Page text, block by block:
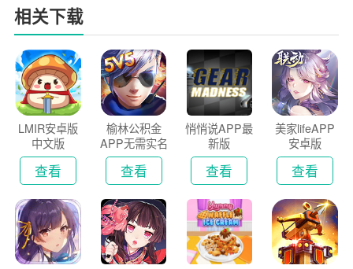
相关下载
LMIR安卓版
中文版
查看
榆林公积金
APP无需实名
认证版
查看
悄悄说APP最
新版
查看
美家lifeAPP
安卓版
查看